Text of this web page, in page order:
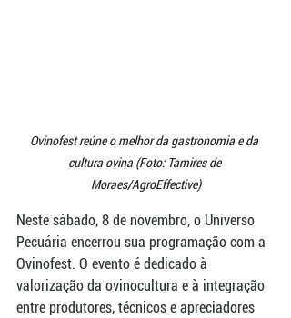
Ovinofest reúne o melhor da gastronomia e da
cultura ovina (Foto: Tamires de
Moraes/AgroEffective)
Neste sábado, 8 de novembro, o Universo
Pecuária encerrou sua programação com a
Ovinofest. O evento é dedicado à
valorização da ovinocultura e à integração
entre produtores, técnicos e apreciadores